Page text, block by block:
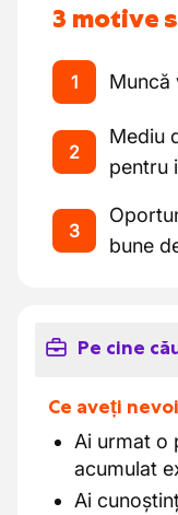
3 motive
1 Muncă
2
Mediu
pentru
3
bune
Pe cine
Ce aveți
Ai urmat o
acumulat
Ai